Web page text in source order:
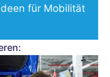
für Mobilität